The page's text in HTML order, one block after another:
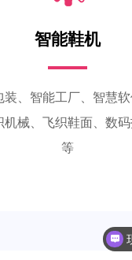
智能鞋机
、智能工厂、智慧软
机械、飞织鞋面、数
等